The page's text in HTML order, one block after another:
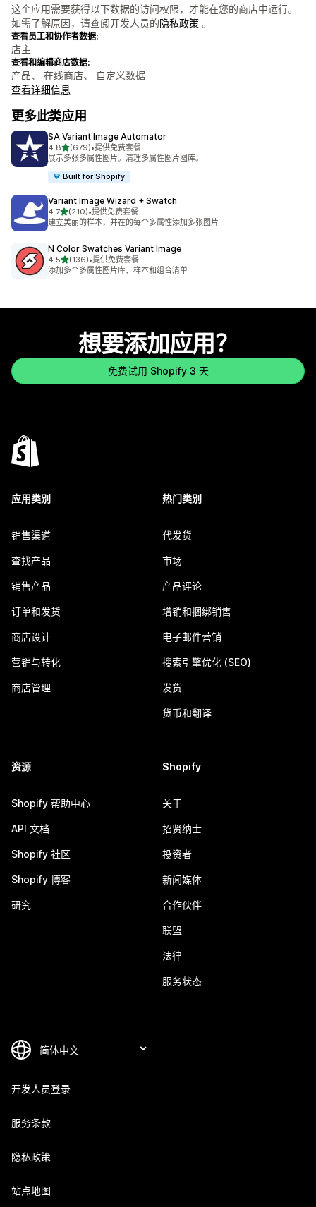
这个应用需要获得以下数据的访问权限，才能在您的商店中运行。
如需了解原因，请查阅开发人员的隐私政策 。
查看员工和协作者数据:
店主
查看和编辑商店数据:
产品、 在线商店、 自定义数据
查看详细信息
更多此类应用
SA Variant Image Automator
4.8星（满分 5 星）
(679)
总共 679 条评论
•提供免费套餐
展示多张多属性图片。清理多属性图片图库。
Built for Shopify
Variant Image Wizard + Swatch
4.7星（满分 5 星）
(210)
总共 210 条评论
•提供免费套餐
建立美丽的样本，并在的每个多属性添加多张图片
N Color Swatches Variant Image
4.5星（满分 5 星）
(136)
总共 136 条评论
•提供免费套餐
添加多个多属性图片库、样本和组合清单
想要添加应用？
免费试用 Shopify 3 天
应用类别
销售渠道
查找产品
销售产品
订单和发货
商店设计
营销与转化
商店管理
热门类别
代发货
市场
产品评论
增销和捆绑销售
电子邮件营销
搜索引擎优化 (SEO)
发货
货币和翻译
资源
Shopify 帮助中心
API 文档
Shopify 社区
Shopify 博客
研究
Shopify
关于
招贤纳士
投资者
新闻媒体
合作伙伴
联盟
法律
服务状态
开发人员登录
服务条款
隐私政策
站点地图